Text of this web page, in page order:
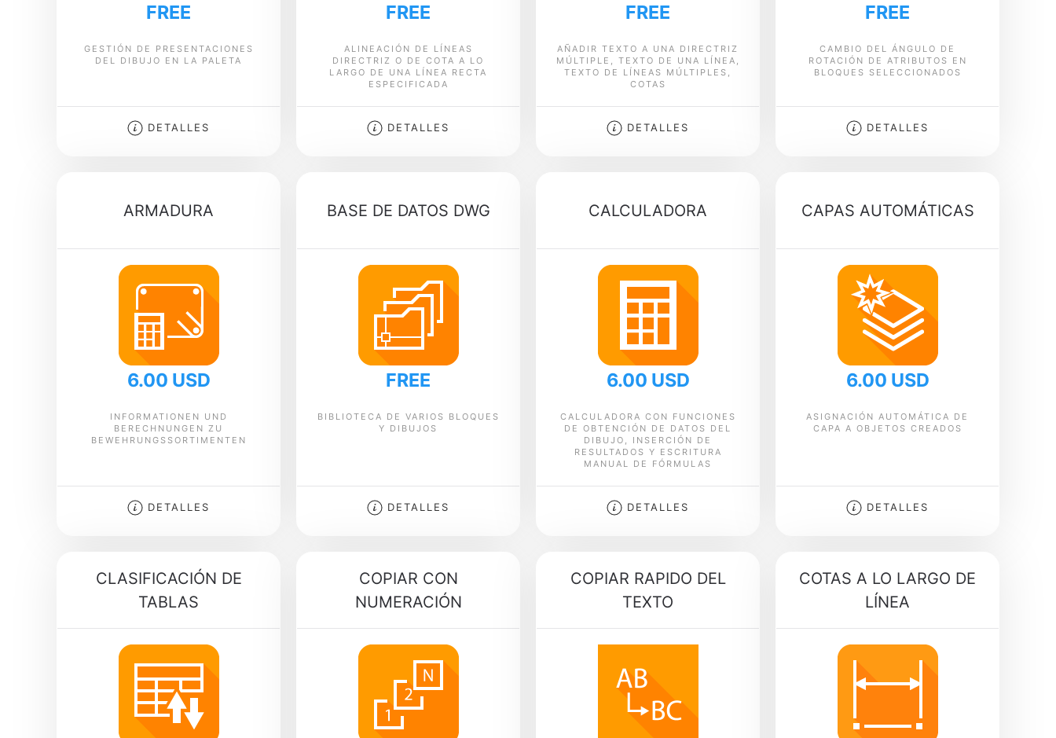
FREE
GESTIÓN DE PRESENTACIONES
DEL DIBUJO EN LA PALETA
DETALLES
FREE
ALINEACIÓN DE LÍNEAS
DIRECTRIZ O DE COTA A LO
LARGO DE UNA LÍNEA RECTA
ESPECIFICADA
DETALLES
FREE
AÑADIR TEXTO A UNA DIRECTRIZ
MÚLTIPLE, TEXTO DE UNA LÍNEA,
TEXTO DE LÍNEAS MÚLTIPLES,
COTAS
DETALLES
FREE
CAMBIO DEL ÁNGULO DE
ROTACIÓN DE ATRIBUTOS EN
BLOQUES SELECCIONADOS
DETALLES
ARMADURA
6.00 USD
INFORMATIONEN UND
BERECHNUNGEN ZU
BEWEHRUNGSSORTIMENTEN
DETALLES
BASE DE DATOS DWG
FREE
BIBLIOTECA DE VARIOS BLOQUES
Y DIBUJOS
DETALLES
CALCULADORA
6.00 USD
CALCULADORA CON FUNCIONES
DE OBTENCIÓN DE DATOS DEL
DIBUJO, INSERCIÓN DE
RESULTADOS Y ESCRITURA
MANUAL DE FÓRMULAS
DETALLES
CAPAS AUTOMÁTICAS
6.00 USD
ASIGNACIÓN AUTOMÁTICA DE
CAPA A OBJETOS CREADOS
DETALLES
CLASIFICACIÓN DE
TABLAS
COPIAR CON
NUMERACIÓN
COPIAR RAPIDO DEL
TEXTO
COTAS A LO LARGO DE
LÍNEA